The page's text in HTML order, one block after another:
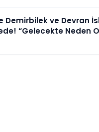
Demirbilek ve Devran
“Gelecekte Neden